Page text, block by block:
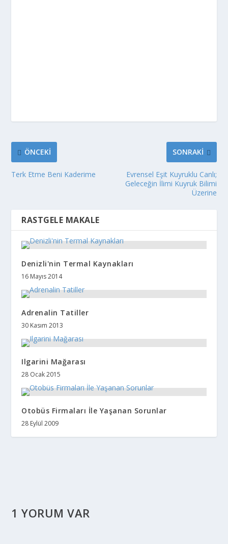
ÖNCEKI
Terk Etme Beni Kaderime
SONRAKI
Evrensel Eşit Kuyruklu Canlı;
Geleceğin İlimi Kuyruk Bilimi
Üzerine
RASTGELE MAKALE
Denizli'nin Termal Kaynakları
16 Mayıs 2014
Adrenalin Tatiller
30 Kasım 2013
Ilgarini Mağarası
28 Ocak 2015
Otobüs Firmaları İle Yaşanan Sorunlar
28 Eylül 2009
1 YORUM VAR